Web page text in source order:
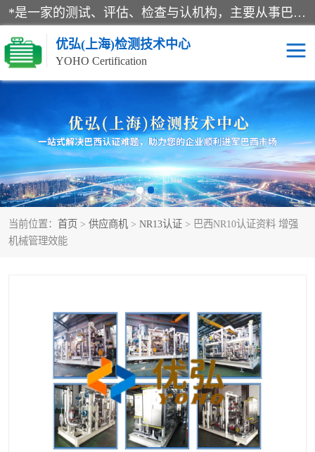
*是一家的测试、评估、检查与认机构，主要从事巴西NR10认证、NR12认证、NR13认证；ANATEL认证、INMTRO认证，欧盟CE认证：MD认证，PED认证，MID认证，ATEX认证，德国蓝色天使认证。
优弘(上海)检测技术中心
YOHO Certification
当前位置： 首页 > 供应商机 > NR13认证 > 巴西NR10认证资料 增强
机械管理效能
RECYCLASS认证 NR10认证
NR12认证 NR13认证
ART认证 巴西NR认证
巴西认证 RETIE认证